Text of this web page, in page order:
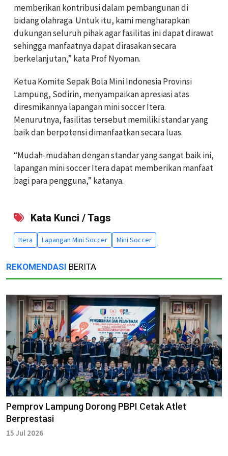
memberikan kontribusi dalam pembangunan di
bidang olahraga. Untuk itu, kami mengharapkan
dukungan seluruh pihak agar fasilitas ini dapat dirawat
sehingga manfaatnya dapat dirasakan secara
berkelanjutan,” kata Prof Nyoman.
Ketua Komite Sepak Bola Mini Indonesia Provinsi
Lampung, Sodirin, menyampaikan apresiasi atas
diresmikannya lapangan mini soccer Itera.
Menurutnya, fasilitas tersebut memiliki standar yang
baik dan berpotensi dimanfaatkan secara luas.
“Mudah-mudahan dengan standar yang sangat baik ini,
lapangan mini soccer Itera dapat memberikan manfaat
bagi para pengguna,” katanya.
Kata Kunci / Tags
Itera Lapangan Mini Soccer Mini Soccer
REKOMENDASI BERITA
Pemprov Lampung Dorong PBPI Cetak Atlet
Berprestasi
15 Jul 2026